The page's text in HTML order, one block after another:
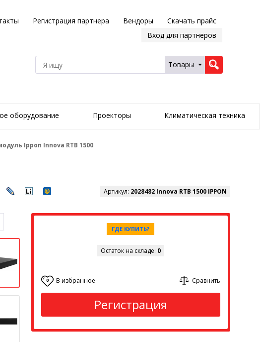
Регистрация партнера Вендоры
Скачать прайс
Вход для партнеров
Товары
оборудование Проекторы Климатическая техника
Ippon Innova RTB 1500
Артикул: 2028482 Innova RTB 1500 IPPON
ГДЕ КУПИТЬ?
Остаток на складе: 0
0 В избранное Сравнить
Регистрация